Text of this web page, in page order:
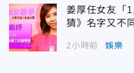
姜厚任女友「
猜》名字又不
2小時前 娛樂